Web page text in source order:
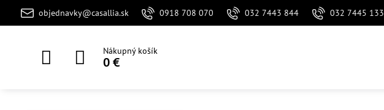
objednavky@casallia.sk 0918 708 070 032 7443 844 032 7445 133
Nákupný košík
0 €